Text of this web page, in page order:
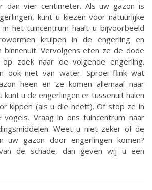
dan vier centimeter. Als uw gazon is
kunt u kiezen voor natuurlijke
het tuincentrum haalt u bijvoorbeeld
kruipen in de engerling en
binnenuit. Vervolgens eten ze de dode
zoek naar de volgende engerling.
ook niet van water. Sproei flink wat
heen en ze komen allemaal naar
kunt u de engerlingen er tussenuit halen
kippen (als u die heeft). Of stop ze in
Vraag in ons tuincentrum naar
Weet u niet zeker of de
uw gazon door engerlingen komen?
de schade, dan geven wij u een